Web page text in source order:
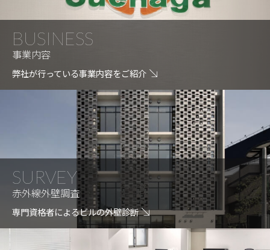
BUSINESS
事業内容
弊社が行っている事業内容をご紹介
SURVEY
赤外線外壁調査
専門資格者によるビルの外壁診断